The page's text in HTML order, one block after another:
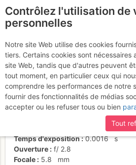
Et L5 pour
Activités
Date/heure
7 oct. 2012 13:32
Contributeur
Olive 65.
individuel
Panasonic DMC-FX12
Temps d'exposition
0.0016 s
Ouverture
f/ 2.8
Focale
5.8
mm
Contrôlez l'utilisation de
personnelles
Notre site Web utilise des cookies
tiers. Certains cookies sont nécessaires
site Web, tandis que d'autres peuvent
tout moment, en particulier ceux qui
comprendre les performances de notre
fournir des fonctionnalités de médias
accepter ou les refuser tous ou bien
Tout